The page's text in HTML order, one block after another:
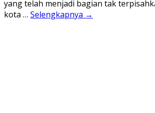
yang telah menjadi bagian tak
kota … Selengkapnya →